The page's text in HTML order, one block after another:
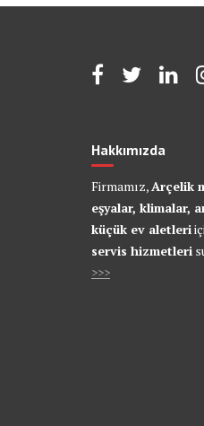
Hakkımızda
Firmamız,Arçelik
eşyalar, klimalar,
küçük ev aletleri
servis hizmetleri
>>>